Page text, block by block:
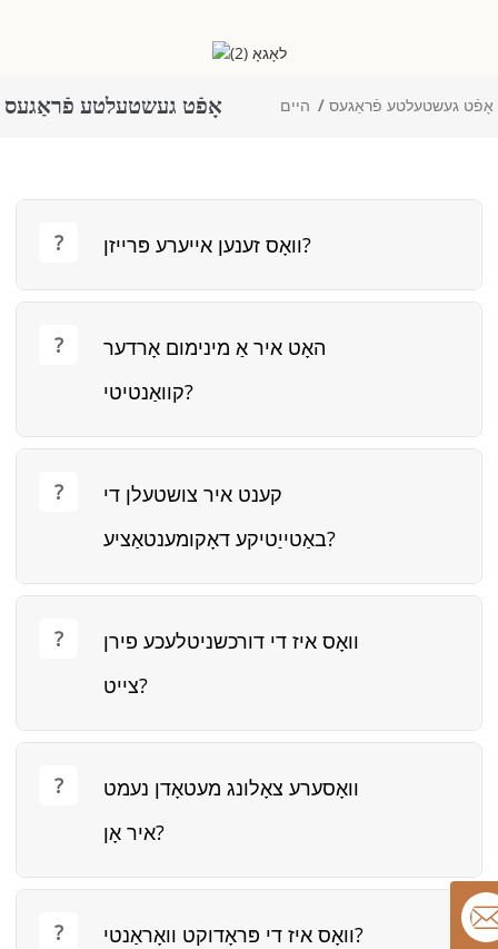
אָפֿט געשטעלטע פֿראַגעס היים אָפֿט געשטעלטע פֿראַגעס
וואָס זענען אייערע פּרייזן?
האָט איר אַ מינימום אָרדער
קוואַנטיטי?
קענט איר צושטעלן די
באַטייַטיקע דאָקומענטאַציע?
וואָס איז די דורכשניטלעכע פירן
צייט?
וואָסערע צאָלונג מעטאָדן נעמט
איר אָן?
וואָס איז די פּראָדוקט וואָראַנטי?